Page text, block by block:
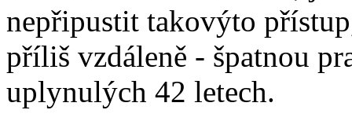
nepřipustit takovýto
příliš vzdáleně - špatnou
uplynulých 42 letech.